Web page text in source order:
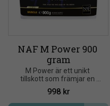
NAF M Power 900
gram
M Power är ett unikt
tillskott som främjar en
naturlig muskelutveckling
samt optimerad
muskelfunktion, uthållighet
998kr